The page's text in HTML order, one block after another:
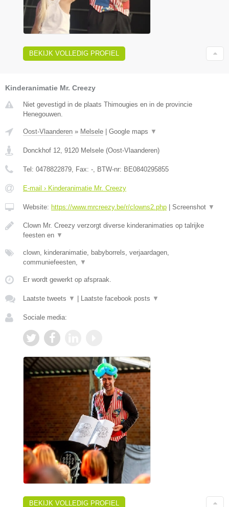
BEKIJK VOLLEDIG PROFIEL
Kinderanimatie Mr. Creezy
Niet gevestigd in de plaats Thimougies en in de provincie
Henegouwen.
Oost-Vlaanderen » Melsele Google maps ▼
Donckhof 12, 9120 Melsele (Oost-Vlaanderen)
Tel: 0478822879, Fax: -, BTW-nr: BE0840295855
E-mail › Kinderanimatie Mr. Creezy
Website: https://www.mrcreezy.be/r/clowns2.php Screenshot ▼
Clown Mr. Creezy verzorgt diverse kinderanimaties op talrijke
feesten en ▼
clown, kinderanimatie, babyborrels, verjaardagen,
communiefeesten, ▼
Er wordt gewerkt op afspraak.
Laatste tweets ▼ Laatste facebook posts ▼
Sociale media:
BEKIJK VOLLEDIG PROFIEL